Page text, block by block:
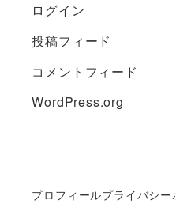
ログイン
投稿フィード
コメントフィード
WordPress.org
プロフィールプライバシー